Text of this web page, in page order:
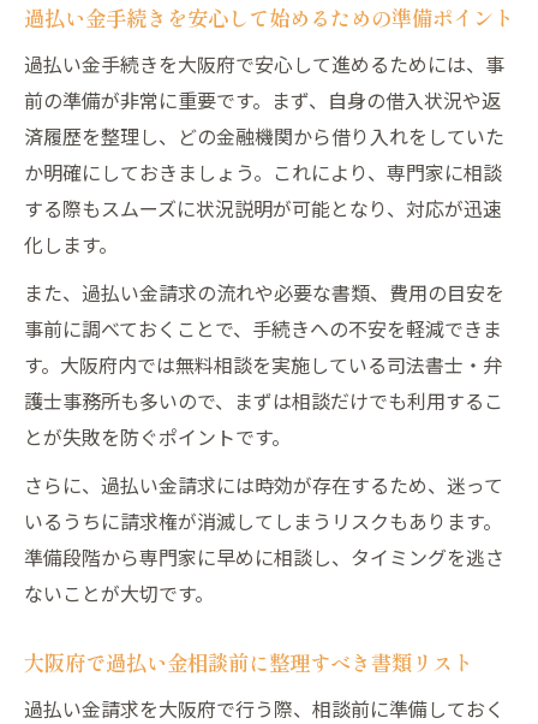
過払い金手続きを安心して始めるための準備ポイント
過払い金手続きを大阪府で安心して進めるためには、事
前の準備が非常に重要です。まず、自身の借入状況や返
済履歴を整理し、どの金融機関から借り入れをしていた
か明確にしておきましょう。これにより、専門家に相談
する際もスムーズに状況説明が可能となり、対応が迅速
化します。
また、過払い金請求の流れや必要な書類、費用の目安を
事前に調べておくことで、手続きへの不安を軽減できま
す。大阪府内では無料相談を実施している司法書士・弁
護士事務所も多いので、まずは相談だけでも利用するこ
とが失敗を防ぐポイントです。
さらに、過払い金請求には時効が存在するため、迷って
いるうちに請求権が消滅してしまうリスクもあります。
準備段階から専門家に早めに相談し、タイミングを逃さ
ないことが大切です。
大阪府で過払い金相談前に整理すべき書類リスト
過払い金請求を大阪府で行う際、相談前に準備しておく